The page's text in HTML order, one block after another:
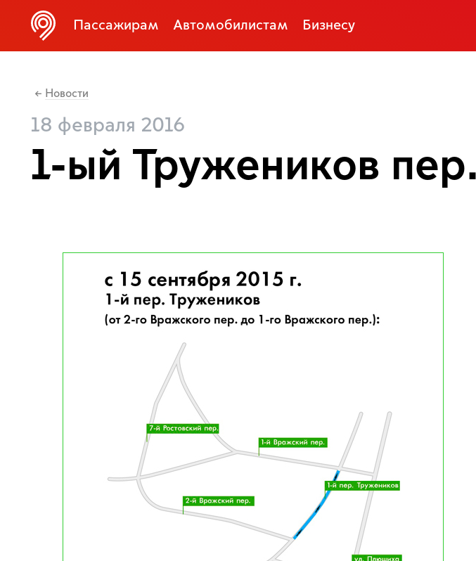
Пассажирам Автомобилистам Бизнесу
← Новости
18 февраля 2016
1-ый Тружеников пер.